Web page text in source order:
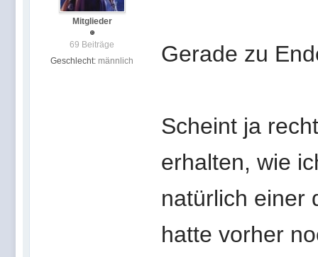
Mitglieder
69 Beiträge
Geschlecht: männlich Gerade zu
Scheint ja
erhalten, wie
natürlich einer
hatte vorher